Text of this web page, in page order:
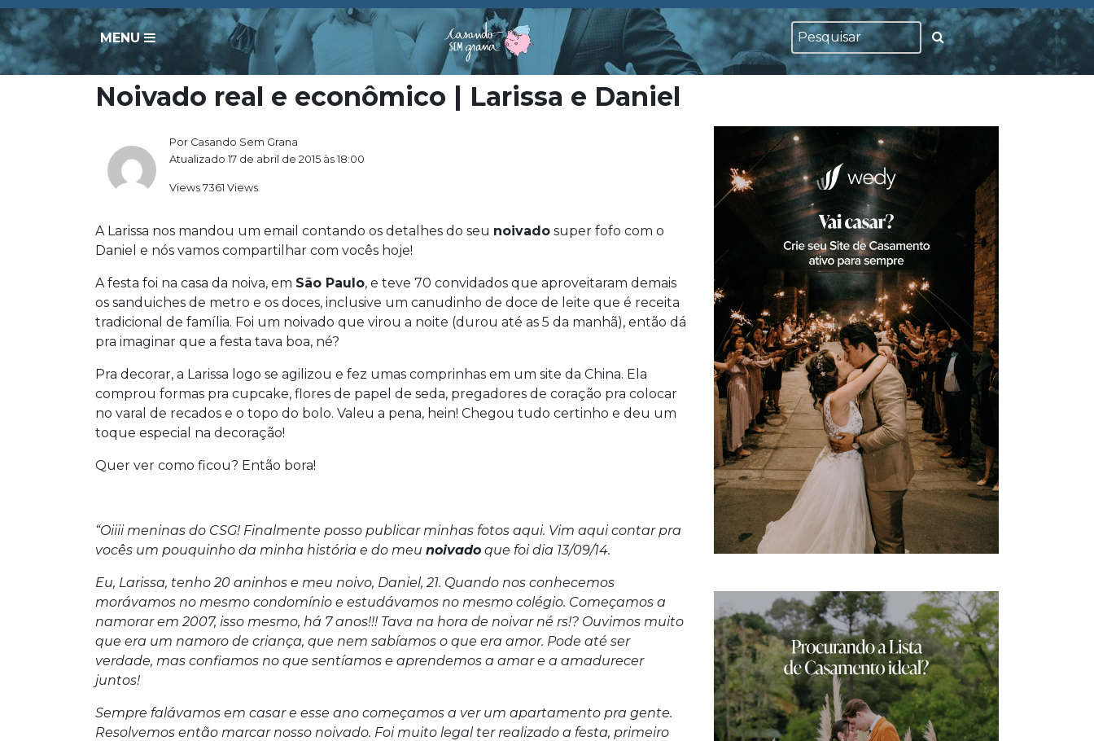
MENU
Noivado real e econômico | Larissa e Daniel
Por Casando Sem Grana
Atualizado 17 de abril de 2015 às 18:00
Views 7361 Views
A Larissa nos mandou um email contando os detalhes do seu noivado super fofo com o
Daniel e nós vamos compartilhar com vocês hoje!
A festa foi na casa da noiva, em São Paulo, e teve 70 convidados que aproveitaram demais
os sanduiches de metro e os doces, inclusive um canudinho de doce de leite que é receita
tradicional de família. Foi um noivado que virou a noite (durou até as 5 da manhã), então dá
pra imaginar que a festa tava boa, né?
Pra decorar, a Larissa logo se agilizou e fez umas comprinhas em um site da China. Ela
comprou formas pra cupcake, flores de papel de seda, pregadores de coração pra colocar
no varal de recados e o topo do bolo. Valeu a pena, hein! Chegou tudo certinho e deu um
toque especial na decoração!
Quer ver como ficou? Então bora!
“Oiiii meninas do CSG! Finalmente posso publicar minhas fotos aqui. Vim aqui contar pra
vocês um pouquinho da minha história e do meu noivado que foi dia 13/09/14.
Eu, Larissa, tenho 20 aninhos e meu noivo, Daniel, 21. Quando nos conhecemos
morávamos no mesmo condomínio e estudávamos no mesmo colégio. Começamos a
namorar em 2007, isso mesmo, há 7 anos!!! Tava na hora de noivar né rs!? Ouvimos muito
que era um namoro de criança, que nem sabíamos o que era amor. Pode até ser
verdade, mas confiamos no que sentíamos e aprendemos a amar e a amadurecer
juntos!
Sempre falávamos em casar e esse ano começamos a ver um apartamento pra gente.
Resolvemos então marcar nosso noivado. Foi muito legal ter realizado a festa, primeiro